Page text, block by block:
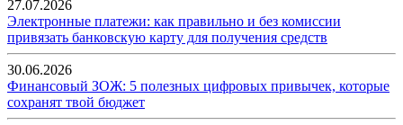
27.07.2026
Электронные платежи: как правильно и без комиссии
привязать банковскую карту для получения средств
30.06.2026
Финансовый ЗОЖ: 5 полезных цифровых привычек, которые
сохранят твой бюджет